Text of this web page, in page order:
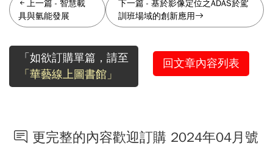
上一篇 - 智慧載
具與氫能發展
下一篇 -基於影像定位之ADAS於駕
訓班場域的創新應用
「如欲訂購單篇，請至
「華藝線上圖書館」
回文章內容列表
更完整的內容歡迎訂購 2024年04月號